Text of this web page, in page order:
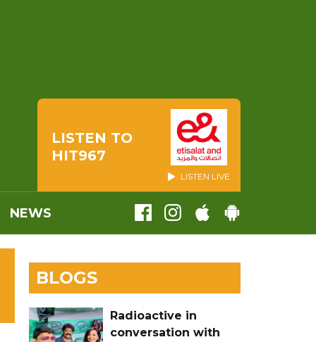
LISTEN TO
HIT967
LISTEN LIVE
NEWS
BLOGS
Radioactive in
conversation with